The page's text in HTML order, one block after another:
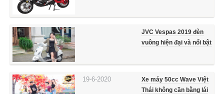
JVC Vespas 2019 đèn
vuông hiện đại và nổi bật
Xe máy 50cc Wave Việt
Thái không cần bằng lái
19-6-2020